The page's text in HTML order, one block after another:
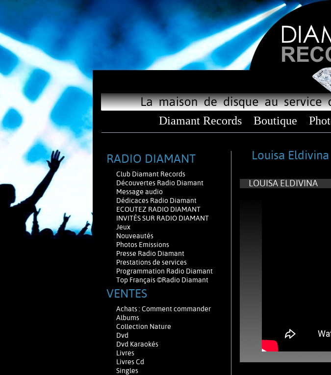
Diamant Records Boutique
RADIO DIAMANT
Club Diamant Records
Découvertes Radio Diamant
Message audio
Dédicaces Radio Diamant
ECOUTEZ RADIO DIAMANT
INVITÉS SUR RADIO DIAMANT
Jeux
Nouveautés
Photos Emissions
Presse Radio Diamant
Prestations de services
Programmation Radio Diamant
Top Français ©Radio Diamant
VENTES
Achats : Comment commander
Albums
Collection Nature
Dvd
Dvd Karaokés
Livres
Livres Cd
Singles
Louisa Eldivina
LOUISA ELDIVINA